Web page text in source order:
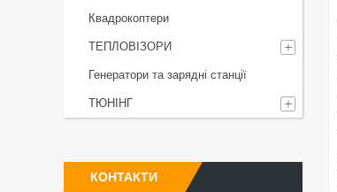
Квадрокоптери
ТЕПЛОВІЗОРИ
Генератори та зарядні станції
ТЮНІНГ
КОНТАКТИ